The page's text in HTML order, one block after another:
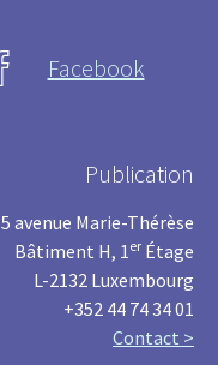
Facebook
Publication
5 avenue Marie-Thérèse
Bâtiment H, 1er Étage
L-2132 Luxembourg
+352 44 74 34 01
Contact >